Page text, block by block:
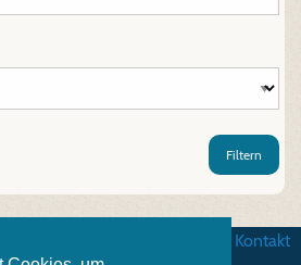
Filtern
Kontakt